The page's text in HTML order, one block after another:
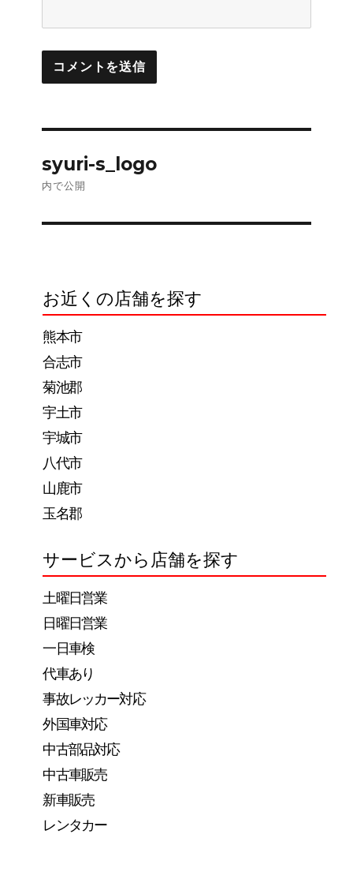
稿
ー
シ
ョ
ン
syuri-s_logo
内で公開
お近くの店舗を探す
熊本市
合志市
菊池郡
宇土市
宇城市
八代市
山鹿市
玉名郡
サービスから店舗を探す
土曜日営業
日曜日営業
一日車検
代車あり
事故レッカー対応
外国車対応
中古部品対応
中古車販売
新車販売
レンタカー